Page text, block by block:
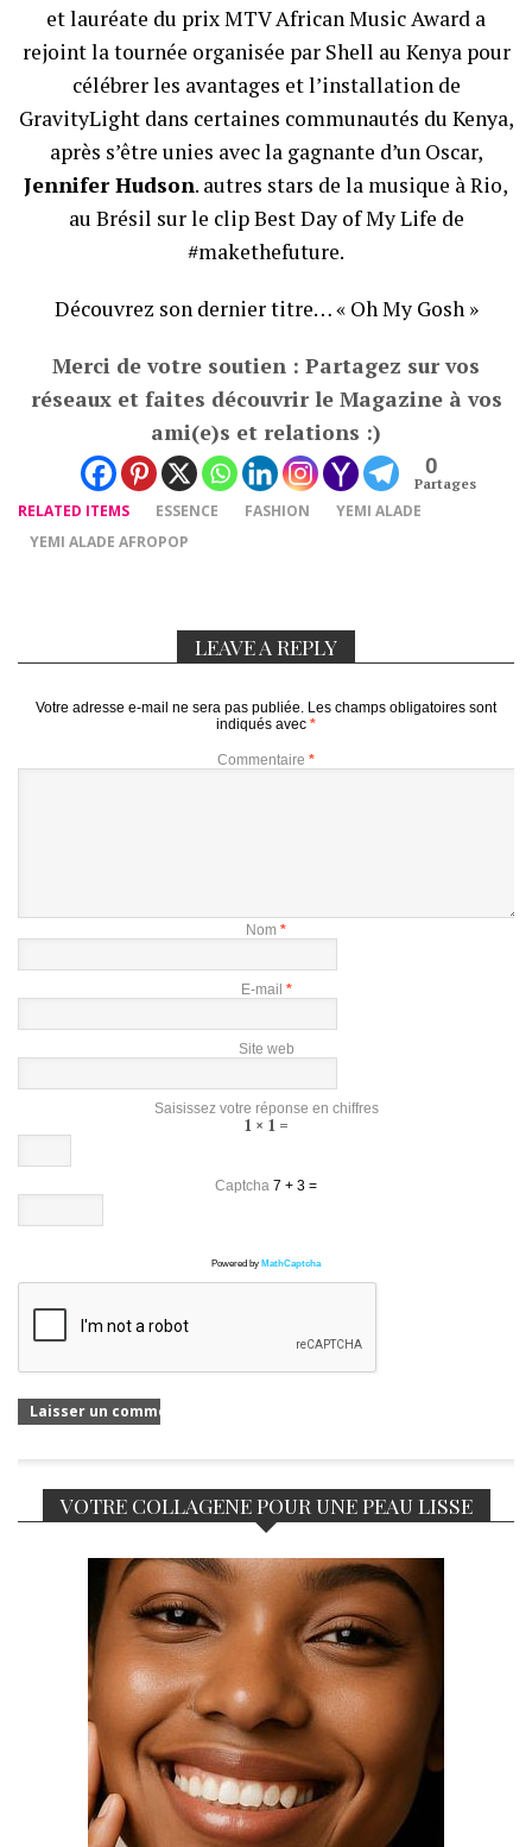
et lauréate du prix MTV African Music Award a
rejoint la tournée organisée par Shell au Kenya pour
célébrer les avantages et l’installation de
GravityLight dans certaines communautés du Kenya,
après s’être unies avec la gagnante d’un Oscar,
Jennifer Hudson. autres stars de la musique à Rio,
au Brésil sur le clip Best Day of My Life de
#makethefuture.
Découvrez son dernier titre… « Oh My Gosh »
Merci de votre soutien : Partagez sur vos
réseaux et faites découvrir le Magazine à vos
ami(e)s et relations :)
0
Partages
RELATED ITEMS ESSENCE FASHION
YEMI ALADE
YEMI ALADE AFROPOP
LEAVE A REPLY
Votre adresse e-mail ne sera pas publiée. Les champs obligatoires sont
indiqués avec *
Commentaire *
Nom *
E-mail *
Site web
Saisissez votre réponse en chiffres
1 × 1 =
Captcha 7 + 3 =
Powered by MathCaptcha
VOTRE COLLAGENE POUR UNE PEAU LISSE